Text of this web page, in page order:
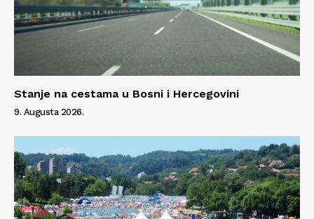
Stanje na cestama u Bosni i Hercegovini
9. Augusta 2026.